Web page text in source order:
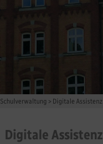
Schulverwaltung > Digitale Assistenz
Digitale Assistenz